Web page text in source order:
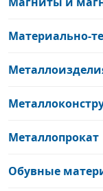
Материально-
Металлопрокат
Обувные